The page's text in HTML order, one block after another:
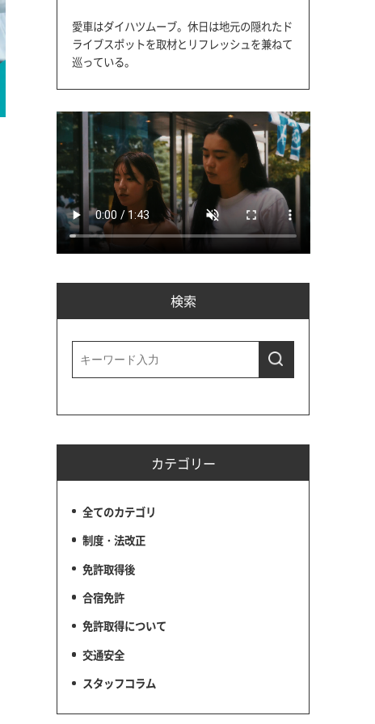
愛車はダイハツムーブ。休日は地元の隠れたド
ライブスポットを取材とリフレッシュを兼ねて
巡っている。
検索
カテゴリー
全てのカテゴリ
制度・法改正
免許取得後
合宿免許
免許取得について
交通安全
スタッフコラム